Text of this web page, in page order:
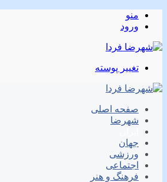
منو
ورود
تغییر پوسته
صفحه اصلی
شهرضا
جهان
ورزشی
اجتماعی
فرهنگ و هنر